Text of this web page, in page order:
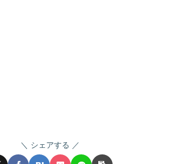
シェアする